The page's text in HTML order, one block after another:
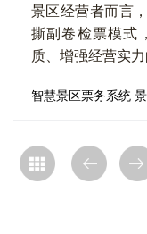
景区经营者而言
撕副卷检票模式
质、增强经营实力
智慧景区票务系统